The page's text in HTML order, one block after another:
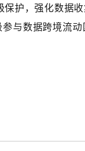
保护，强化数据
与数据跨境流